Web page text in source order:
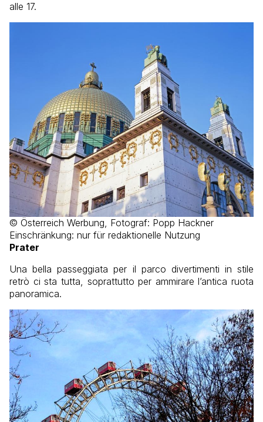
alle 17.
© Österreich Werbung, Fotograf: Popp Hackner
Einschränkung: nur für redaktionelle Nutzung
Prater
Una bella passeggiata per il parco divertimenti in stile
retrò ci sta tutta, soprattutto per ammirare l’antica ruota
panoramica.